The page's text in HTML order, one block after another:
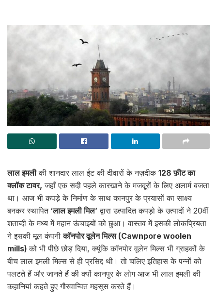
लाल इमलीकी शानदार लाल ईट की दीवारों के नज़दीक 128 फ़ीट का
क्लॉक टावर, जहाँ एक सदी पहले कारखाने के मजदूरों के लिए अलार्म बजता
था। आज भी कपड़े के निर्माण के साथ कानपुर के प्रयासों का साक्ष्य
बनकर स्थापित‘लाल इमली मिल’ द्वारा उत्पादित कपड़ो के उत्पादों ने 20वीं
शताब्दी के मध्य में महान ऊंचाइयों को छुआ। वास्तव में इसकी लोकप्रियता
ने इसकी मूल कंपनीकॉनपोर वूलेन मिल्स (Cawnpore woolen
mills)को भी पीछे छोड़ दिया, क्यूंकि कॉनपोर वूलेन मिल्स भी ग्राहकों के
बीच लाल इमली मिल्स से ही प्रसिद्द थी। तो चलिए इतिहास के पन्नों को
पलटते हैं और जानते हैं की क्यों कानपुर के लोग आज भी लाल इमली की
कहानियां कहते हुए गौरवान्वित महसूस करते हैं।